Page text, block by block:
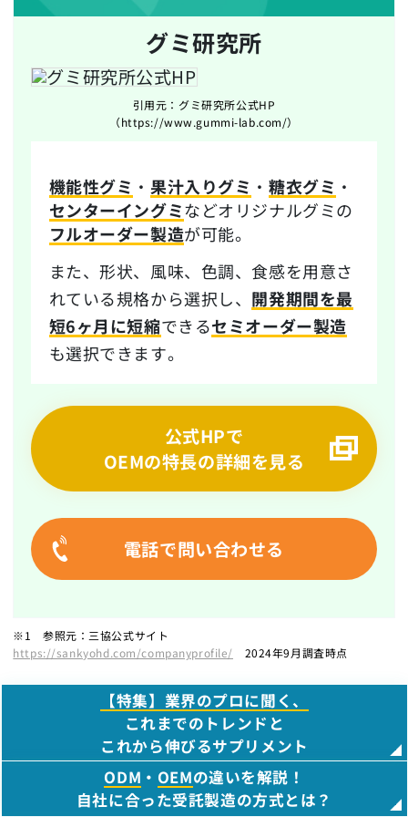
グミ研究所
引用元：グミ研究所公式HP
（https://www.gummi-lab.com/）
機能性グミ ・ 果汁入りグミ ・糖衣グミ ・
センターイングミなどオリジナルグミの
フルオーダー製造が可能。
また、形状、風味、色調、食感を用意さ
れている規格から選択し、 開発期間を最
短6ヶ月に短縮できるセミオーダー製造
も選択できます。
公式HPで
OEMの特長の詳細を見る
電話で問い合わせる
※1 参照元：三協公式サイト
https://sankyohd.com/companyprofile/
2024年9月調査時点
【特集】業界のプロに聞く、
これまでのトレンドと
これから伸びるサプリメント
ODM ・ OEMの違いを解説！
自社に合った受託製造の方式とは？